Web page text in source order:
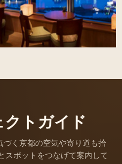
トガイド
く京都の空気や寄り道も拾
スポットをつなげて案内して